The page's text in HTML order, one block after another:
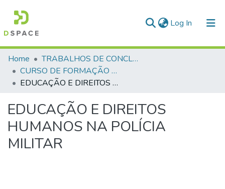
Log In (current)
Communities & Collections
All of DSpace
Home
TRABALHOS DE CONCLUSÃO DE CURSO - CFP (CURSO DE FORMAÇÃO DE PRAÇAS)
CURSO DE FORMAÇÃO DE PRAÇAS - CFP - 2018
EDUCAÇÃO E DIREITOS HUMANOS NA POLÍCIA MILITAR
EDUCAÇÃO E DIREITOS
HUMANOS NA POLÍCIA
MILITAR